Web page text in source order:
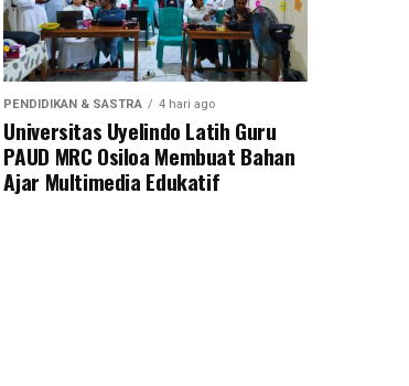
PENDIDIKAN & SASTRA 4 hari ago
Universitas Uyelindo Latih Guru
PAUD MRC Osiloa Membuat Bahan
Ajar Multimedia Edukatif